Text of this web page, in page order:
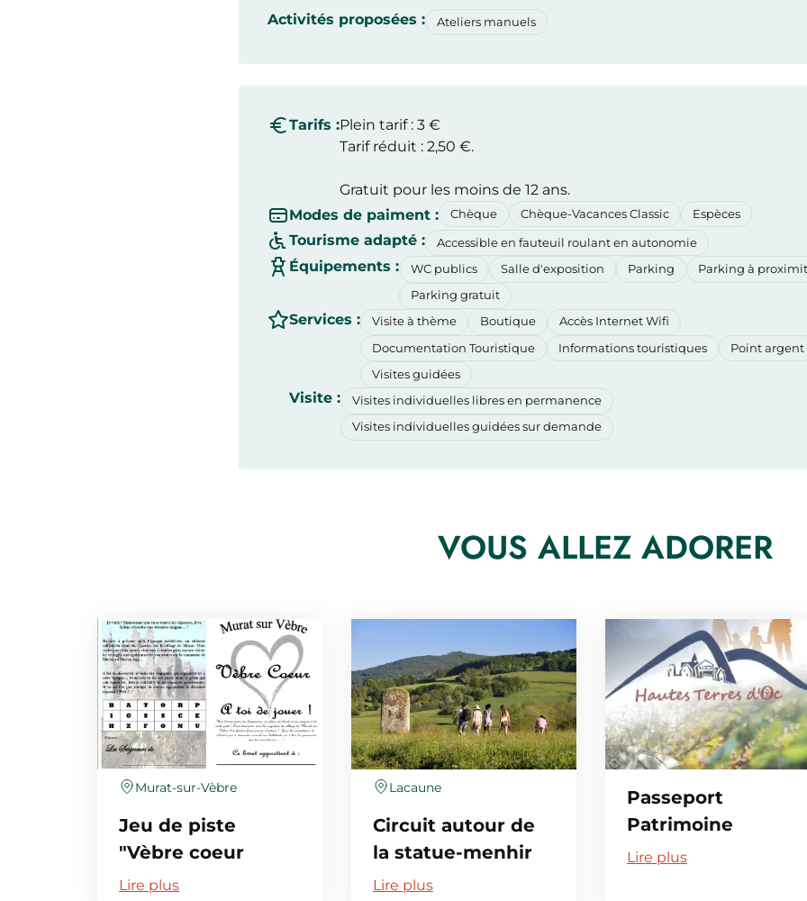
Activités proposées : Ateliers manuels
Tarifs :Plein tarif : 3 €
Tarif réduit : 2,50 €.
Gratuit pour les moins de 12 ans.
Modes de paiment :
Chèque Chèque-Vacances Classic Espèces
Tourisme adapté : Accessible en fauteuil roulant en autonomie
Équipements : WC publics Salle d'exposition Parking
Parking à
Parking gratuit
Services : Visite à thème Boutique
Accès Internet Wifi
Documentation Touristique
Informations touristiques
Point argent
Visites guidées
Visite :
Visites individuelles libres en permanence
Visites individuelles guidées sur demande
VOUS ALLEZ ADORER
Murat-sur-Vèbre
Jeu de piste
"Vèbre coeur
junior"
Lire plus
Lacaune
Circuit autour de
la statue-menhir
de Haute Vergne
Lire plus
Passeport
Patrimoine
Lire plus